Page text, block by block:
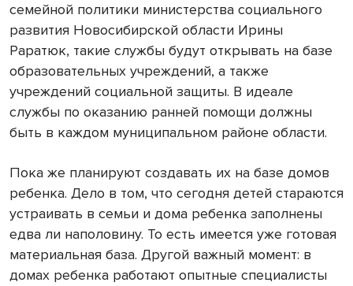
семейной политики министерства социального
развития Новосибирской области Ирины
Раратюк, такие службы будут открывать на базе
образовательных учреждений, а также
учреждений социальной защиты. В идеале
службы по оказанию ранней помощи должны
быть в каждом муниципальном районе области.
Пока же планируют создавать их на базе домов
ребенка. Дело в том, что сегодня детей стараются
устраивать в семьи и дома ребенка заполнены
едва ли наполовину. То есть имеется уже готовая
материальная база. Другой важный момент: в
домах ребенка работают опытные специалисты